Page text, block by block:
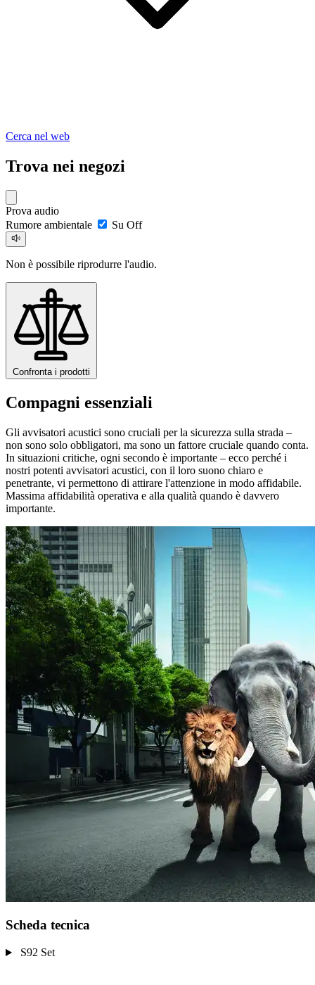
Cerca nel web
Trova nei negozi
Prova audio
Rumore ambientale
Su Off
Non è possibile riprodurre l'audio.
Confronta i prodotti
Compagni essenziali
Gli avvisatori acustici sono cruciali per la sicurezza sulla strada –
non sono solo obbligatori, ma sono un fattore cruciale quando conta.
In situazioni critiche, ogni secondo è importante – ecco perché i
nostri potenti avvisatori acustici, con il loro suono chiaro e
penetrante, vi permettono di attirare l'attenzione in modo affidabile.
Massima affidabilità operativa e alla qualità quando è davvero
importante.
Scheda tecnica
S92 Set